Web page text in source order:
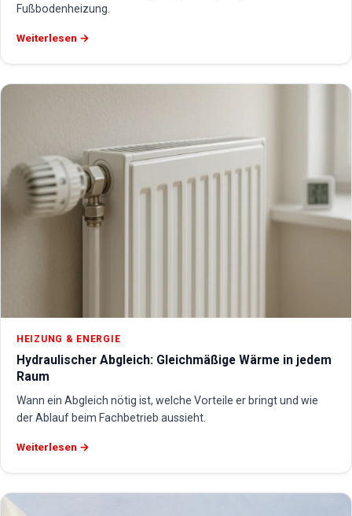
Fußbodenheizung.
Weiterlesen →
HEIZUNG & ENERGIE
Hydraulischer Abgleich: Gleichmäßige Wärme in jedem
Raum
Wann ein Abgleich nötig ist, welche Vorteile er bringt und wie
der Ablauf beim Fachbetrieb aussieht.
Weiterlesen →